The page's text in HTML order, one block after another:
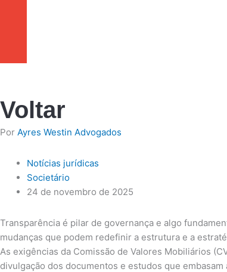
Voltar
Por Ayres Westin Advogados
Notícias jurídicas
Societário
24 de novembro de 2025
Transparência é pilar de governança e algo
mudanças que podem redefinir a estrutura e a
As exigências da Comissão de Valores Mobiliários
divulgação dos documentos e estudos que